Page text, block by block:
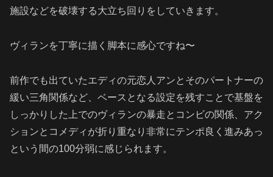
施設などを破壊する大立ち回りをしていきます。
ヴィランを丁寧に描く脚本に感心ですね〜
前作でも出ていたエディの元恋人アンとそのパートナーの
緩い三角関係など、ベースとなる設定を残すことで基盤を
しっかりした上でのヴィランの暴走とコンビの関係、アク
ションとコメディが折り重なり非常にテンポ良く進みあっ
という間の100分弱に感じられます。